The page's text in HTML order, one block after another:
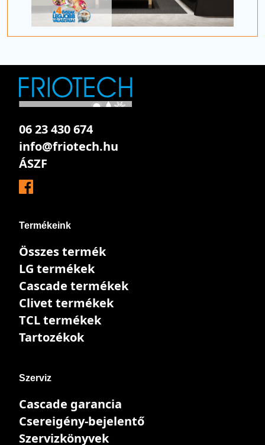
06 23 430 674
info@friotech.hu
ÁSZF
Termékeink
Összes termék
LG termékek
Cascade termékek
Clivet termékek
TCL termékek
Tartozékok
Szerviz
Cascade garancia
Csereigény-bejelentő
Szervizkönyvek